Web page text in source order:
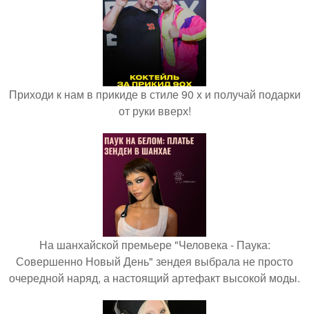
Приходи к нам в прикиде в стиле 90 х и получай подарки
от руки вверх!
На шанхайской премьере "Человека - Паука:
Совершенно Новый День" зендея выбрала не просто
очередной наряд, а настоящий артефакт высокой моды.